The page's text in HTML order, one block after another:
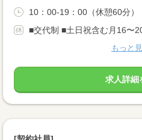
10：00-19：00（休憩60分）
■交代制 ■土日祝含む月16〜
もっと
求人詳細